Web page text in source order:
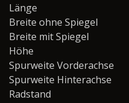
Länge
Breite ohne Spiegel
Breite mit Spiegel
Höhe
Spurweite Vorderachse
Spurweite Hinterachse
Radstand